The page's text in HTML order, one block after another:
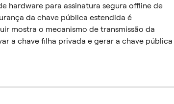
hardware para assinatura segura offline de
da chave pública estendida é
mostra o mecanismo de transmissão da
a chave filha privada e gerar a chave pública